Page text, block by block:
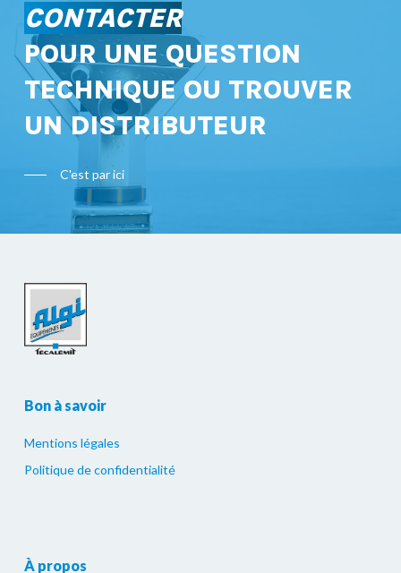
CONTACTER
POUR UNE QUESTION
TECHNIQUE OU TROUVER
UN DISTRIBUTEUR
C'est par ici
Bon à savoir
Mentions légales
Politique de confidentialité
À propos